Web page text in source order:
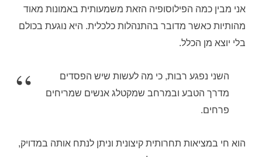
אני מבין כמה הפילוסופיה הזאת משמעותית באמונות מאוד
מהותיות כאשר מדובר בהתנהלות כלכלית. היא נוגעת בכולם
בלי יוצא מן הכלל.
השני נפגע רבות, כי מה לעשות שיש הפסדים
מדרך הטבע ובמרחב שמקטלג אנשים שמריחים
פרחים.
הוא חי במציאות תחרותית קיצונית וניתן לנתח אותה במדויק,